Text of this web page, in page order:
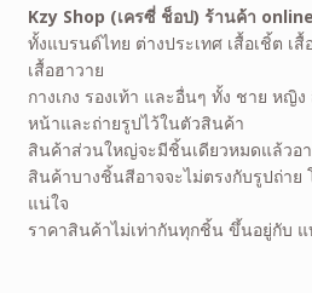
Kzy Shop (เครซี่ ช็อป) ร้านค้า
ทั้งแบรนด์ไทย ต่างประเทศ เสื้อเชิ้ต เสื้
เสื้อฮาวาย
กางเกง รองเท้า และอื่นๆ ทั้ง ชาย หญิ
หน้าและถ่ายรูปไว้ในตัวสินค้า
สินค้าส่วนใหญ่จะมีชิ้นเดียวหมดแล้วอ
สินค้าบางชิ้นสีอาจจะไม่ตรงกับรูปถ่าย
แน่ใจ
ราคาสินค้าไม่เท่ากันทุกชิ้น ขึ้นอยู่กับ